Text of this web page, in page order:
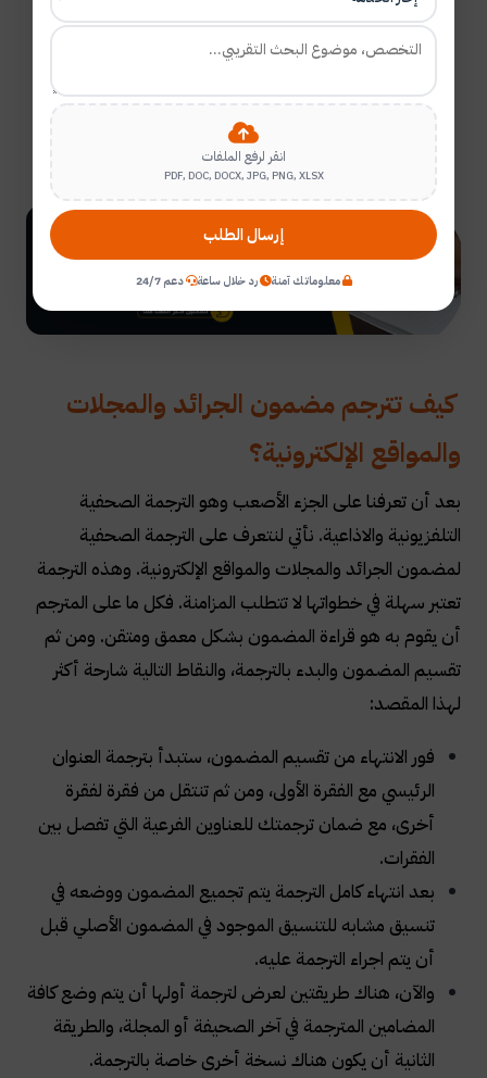
منه، بهذا تكون الترجمة التلفزيونية جاهزة.
قبل الانتقال إلى الفقرة التالية لابد أن نورد أن الترجمة
الاذاعية لا تختلف كثيراً عن الترجمة التلفزيونية، إلا أن
الترجمة الاذاعية فقط تكون بالصوت لا بالكتابة وهذا أمر
كيف تترجم مضمون الجرائد والمجلات
والمواقع الإلكترونية؟
بعد أن تعرفنا على الجزء الأصعب وهو الترجمة الصحفية
التلفزيونية والاذاعية. نأتي لنتعرف على الترجمة الصحفية
لمضمون الجرائد والمجلات والمواقع الإلكترونية. وهذه الترجمة
تعتبر سهلة في خطواتها لا تتطلب المزامنة. فكل ما على المترجم
أن يقوم به هو قراءة المضمون بشكل معمق ومتقن. ومن ثم
تقسيم المضمون والبدء بالترجمة، والنقاط التالية شارحة أكثر
لهذا المقصد:
فور الانتهاء من تقسيم المضمون، ستبدأ بترجمة العنوان
الرئيسي مع الفقرة الأولى، ومن ثم تنتقل من فقرة لفقرة
أخرى، مع ضمان ترجمتك للعناوين الفرعية التي تفصل بين
الفقرات.
بعد انتهاء كامل الترجمة يتم تجميع المضمون ووضعه في
تنسيق مشابه للتنسيق الموجود في المضمون الأصلي قبل
أن يتم اجراء الترجمة عليه.
والآن، هناك طريقتين لعرض لترجمة أولها أن يتم وضع كافة
المضامين المترجمة في آخر الصحيفة أو المجلة، والطريقة
الثانية أن يكون هناك نسخة أخرى خاصة بالترجمة.
انقر لرفع الملفات
PDF, DOC, DOCX, JPG, PNG, XLSX
إرسال الطلب
معلوماتك آمنة رد خلال ساعة دعم 24/7